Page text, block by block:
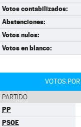
Votos contabilizados:
Abstenciones:
Votos nulos:
Votos en blanco:
VOTOS
PARTIDO
PP
PSOE